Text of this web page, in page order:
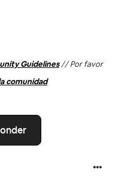
Guidelines// Por favor
comunidad